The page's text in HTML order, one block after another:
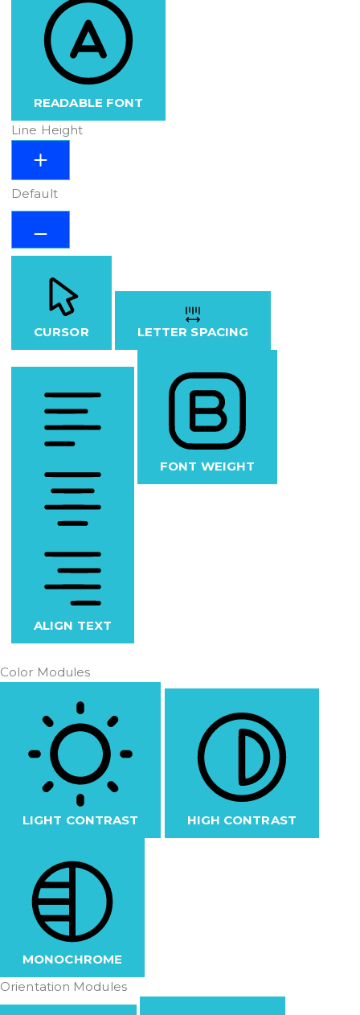
READABLE FONT
Line Height
Default
CURSOR LETTER SPACING
ALIGN TEXT
FONT WEIGHT
Color Modules
LIGHT CONTRAST HIGH CONTRAST
MONOCHROME
Orientation Modules